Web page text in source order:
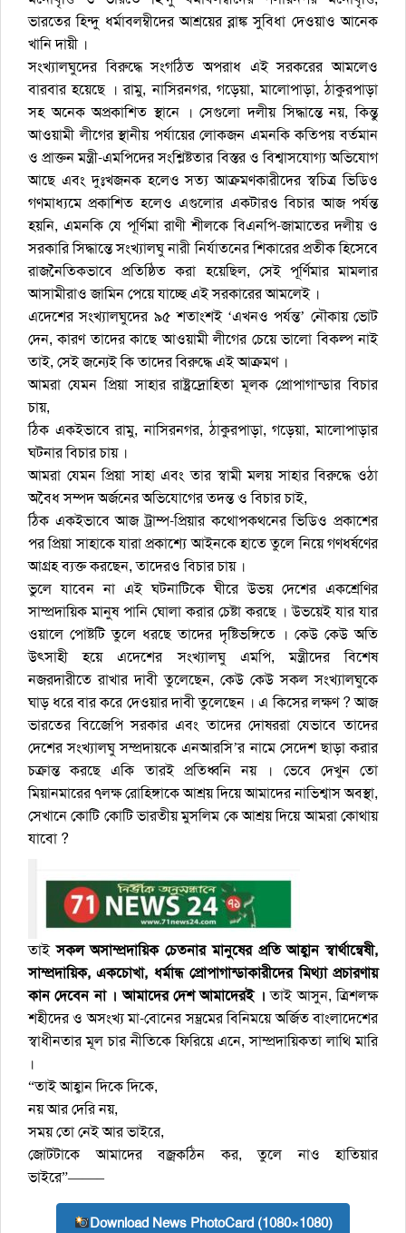
ভারতের হিন্দু ধর্মাবলম্বীদের আশ্রয়ের ব্লাঙ্ক সুবিধা দেওয়াও আনেক
খানি দায়ী ।
সংখ্যালঘুদের বিরু‌দ্ধে সংগ‌ঠিত অপরাধ এই সরক‌রের আম‌লেও
বারবার হ‌য়ে‌ছে । রামু, না‌সিরনগর, গ‌ড়েয়া, মা‌লোপাড়া, ঠাকুরপাড়া
সহ অনেক অপ্রকাশিত স্থানে । সেগুলো দলীয় সিদ্ধা‌ন্তে নয়, কিন্তু
আওয়ামী লী‌গের স্থানীয় পর্যা‌য়ের লে‌াকজন এমন‌কি ক‌তিপয় বর্তমান
ও প্রাক্তন মন্ত্রী-এম‌পি‌দের সং‌শ্লিষ্টতার বিস্তর ও বিশ্বাস‌যোগ্য অ‌ভি‌যোগ
আ‌ছে এবং দুঃখজনক হ‌লেও সত্য আক্রমণকারীদের স্বচিত্র ভিডিও
গণমাধ্যমে প্রকাশিত হলেও এগু‌লোর একটারও বিচার আজ পর্যন্ত
হয়‌নি, এমন‌কি যে পূ‌র্ণিমা রাণী শীলকে বিএন‌পি-জামা‌তের দলীয় ও
সরকা‌রি সিদ্ধা‌ন্তে সংখ্যালঘু নারী নির্যাত‌নের শিকা‌রের প্রতীক হি‌সে‌বে
রাজ‌নৈ‌তিকভা‌বে প্র‌তি‌ষ্ঠিত করা হয়েছিল, সেই পূ‌র্ণিমার মামলার
আসামীরাও জা‌মিন পে‌য়ে যা‌চ্ছে এই সরকা‌রের আম‌লেই ।
এ‌দেশের সংখ্যালঘু‌দের ৯৫ শতাংশই ‘এখনও পর্যন্ত’ নৌকায় ভোট
দেন, কারণ তা‌দের কাছে আওয়ামী লীগের চে‌য়ে ভালো বিকল্প নাই
তাই, সেই জন্যেই কি তাদের বিরুদ্ধে এই আক্রমণ ।
আমরা যেমন প্রিয়া সাহার রাষ্ট্র‌দ্রোহিতা মূলক প্রোপাগান্ডার বিচার
চায়,
‌ঠিক একইভাবে রামু, না‌সিরনগর, ঠাকুরপাড়া, গ‌ড়েয়া, মা‌লোপাড়ার
ঘটনার বিচার চায় ।
আ‌মরা যেমন প্রিয়া সাহা এবং তার স্বামী মলয় সাহার বিরু‌দ্ধে ওঠা
অ‌বৈধ সম্প‌দ অর্জ‌নের অভি‌যো‌গের তদন্ত ও বিচার চাই,
‌ঠিক একইভা‌বে আজ ট্রাম্প-প্রিয়ার ক‌থোপকথ‌নের ভি‌ডিও প্রকা‌শের
পর প্রিয়া সাহা‌কে যারা প্রকা‌শ্যে আইনকে হাতে তুলে নিয়ে গণধর্ষ‌ণের
আগ্রহ ব্যক্ত কর‌ছেন, তা‌দেরও বিচার চায় ।
ভুলে যাবেন না এই ঘটনাটিকে ঘীরে উভয় দেশের একশ্রেণির
সাম্প্রদায়িক মানুষ পানি ঘোলা করার চেষ্টা করছে । উভয়েই যার যার
ওয়ালে পোষ্টটি তুলে ধরছে তাদের দৃষ্টিভঙ্গিতে । কেউ কেউ অতি
উৎসাহী হয়ে এদেশের সংখ্যালঘু এমপি, মন্ত্রীদের বিশেষ
নজরদারীতে রাখার দাবী তুলেছেন, কেউ কেউ সকল সংখ্যালঘুকে
ঘাড় ধরে বার করে দেওয়ার দাবী তুলেছেন । এ কিসের লক্ষণ ? আজ
ভারতের বিজেেপি সরকার এবং তাদের দোষররা যেভাবে তাদের
দেশের সংখ্যালঘু সম্প্রদায়কে এনআরসি’র নামে সেদেশ ছাড়া করার
চক্রান্ত করছে একি তারই প্রতিধ্বনি নয় । ভেবে দেখুন তো
মিয়ানমারের ৭লক্ষ রোহিঙ্গাকে আশ্রয় দিয়ে আমাদের নাভিশ্বাস অবস্থা,
সেখানে কোটি কোটি ভারতীয় মুসলিম কে আশ্রয় দিয়ে আমরা কোথায়
যাবো ?
তাইসকল অসাম্প্রদায়িক চেতনার মানুষের প্রতি আহ্বান স্বার্থান্বেষী,
সাম্প্রদায়িক, একচোখা, ধর্মান্ধ প্রোপাগান্ডাকারীদের মিথ্যা প্রচারণায়
কান দেবেন না । আমাদের দেশ আমাদেরই । তাই আসুন, ত্রিশলক্ষ
শহীদের ও অসংখ্য মা-বোনের সম্ভ্রমের বিনিময়ে অর্জিত বাংলাদেশের
স্বাধীনতার মূল চার নীতিকে ফিরিয়ে এনে, সাম্প্রদায়িকতা লাথি মারি
।
“তাই আহ্বান দিকে দিকে,
নয় আর দেরি নয়,
সময় তো নেই আর ভাইরে,
জোটটাকে আমাদের বজ্রকঠিন কর, তুলে নাও হাতিয়ার
ভাইরে”——–
Download News PhotoCard (1080×1080)